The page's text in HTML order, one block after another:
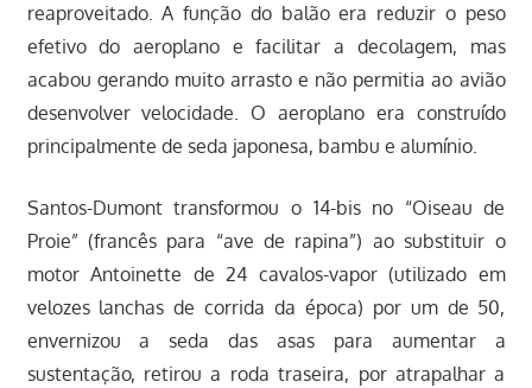
reaproveitado. A função do balão era reduzir o peso
efetivo do aeroplano e facilitar a decolagem, mas
acabou gerando muito arrasto e não permitia ao avião
desenvolver velocidade. O aeroplano era construído
principalmente de seda japonesa, bambu e alumínio.
Santos-Dumont transformou o 14-bis no “Oiseau de
Proie” (francês para “ave de rapina”) ao substituir o
motor Antoinette de 24 cavalos-vapor (utilizado em
velozes lanchas de corrida da época) por um de 50,
envernizou a seda das asas para aumentar a
sustentação, retirou a roda traseira, por atrapalhar a